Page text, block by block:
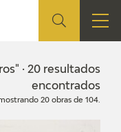
· 20 resultados
encontrados
20 obras de 104.